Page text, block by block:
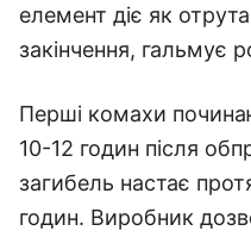
елемент діє як
закінчення, гальмує
Перші комахи
10-12 годин після
загибель настає
годин. Виробник